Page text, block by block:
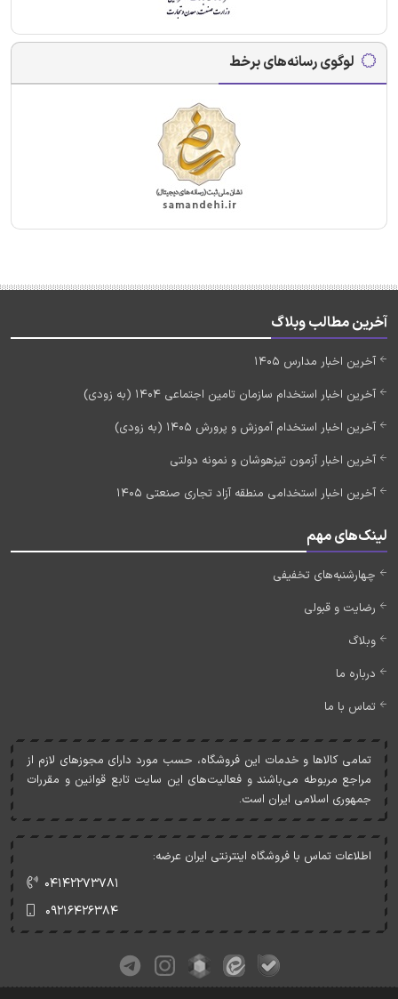
لوگوی رسانه‌های برخط
آخرین مطالب وبلاگ
آخرین اخبار مدارس 1405
آخرین اخبار استخدام سازمان تامین اجتماعی 1404 (به زودی)
آخرین اخبار استخدام آموزش و پرورش 1405 (به زودی)
آخرین اخبار آزمون تیزهوشان و نمونه دولتی
آخرین اخبار استخدامی منطقه آزاد تجاری صنعتی 1405
لینک‌های مهم
چهارشنبه‌های تخفیفی
رضایت و قبولی
وبلاگ
درباره ما
تماس با ما
تمامی کالاها و خدمات اين فروشگاه، حسب مورد دارای مجوزهای لازم از
مراجع مربوطه می‌باشند و فعاليت‌های اين سايت تابع قوانين و مقررات
جمهوری اسلامی ايران است.
اطلاعات تماس با فروشگاه اینترنتی ایران عرضه:
۰۴۱۴۲۲۷۳۷۸۱
۰۹۲۱۶۴۲۶۳۸۴